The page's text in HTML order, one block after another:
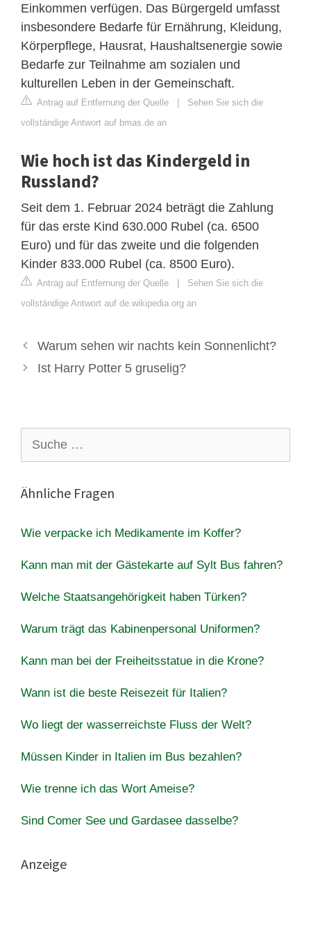
Einkommen verfügen. Das Bürgergeld umfasst
insbesondere Bedarfe für Ernährung, Kleidung,
Körperpflege, Hausrat, Haushaltsenergie sowie
Bedarfe zur Teilnahme am sozialen und
kulturellen Leben in der Gemeinschaft.
Antrag auf Entfernung der Quelle | Sehen Sie sich die
vollständige Antwort auf bmas.de an
Wie hoch ist das Kindergeld in
Russland?
Seit dem 1. Februar 2024 beträgt die Zahlung
für das erste Kind 630.000 Rubel (ca. 6500
Euro) und für das zweite und die folgenden
Kinder 833.000 Rubel (ca. 8500 Euro).
Antrag auf Entfernung der Quelle | Sehen Sie sich die
vollständige Antwort auf de.wikipedia.org an
Warum sehen wir nachts kein Sonnenlicht?
Ist Harry Potter 5 gruselig?
nach:
Ähnliche Fragen
Wie verpacke ich Medikamente im Koffer?
Kann man mit der Gästekarte auf Sylt Bus fahren?
Welche Staatsangehörigkeit haben Türken?
Warum trägt das Kabinenpersonal Uniformen?
Kann man bei der Freiheitsstatue in die Krone?
Wann ist die beste Reisezeit für Italien?
Wo liegt der wasserreichste Fluss der Welt?
Müssen Kinder in Italien im Bus bezahlen?
Wie trenne ich das Wort Ameise?
Sind Comer See und Gardasee dasselbe?
Anzeige